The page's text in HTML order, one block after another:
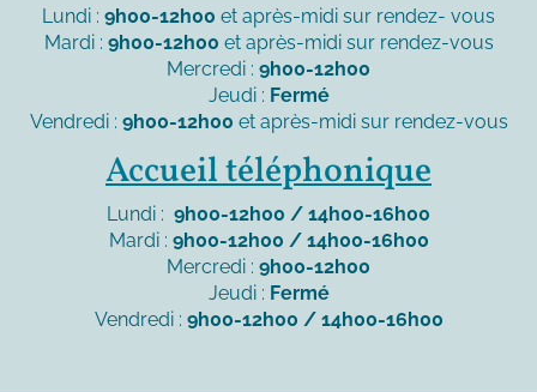
Lundi : 9h00-12h00 et après-midi sur rendez- vous
Mardi : 9h00-12h00 et après-midi sur rendez-vous
Mercredi : 9h00-12h00
Jeudi : Fermé
Vendredi : 9h00-12h00 et après-midi sur rendez-vous
Accueil téléphonique
Lundi : 9h00-12h00 / 14h00-16h00
Mardi : 9h00-12h00 / 14h00-16h00
Mercredi : 9h00-12h00
Jeudi : Fermé
Vendredi : 9h00-12h00 / 14h00-16h00